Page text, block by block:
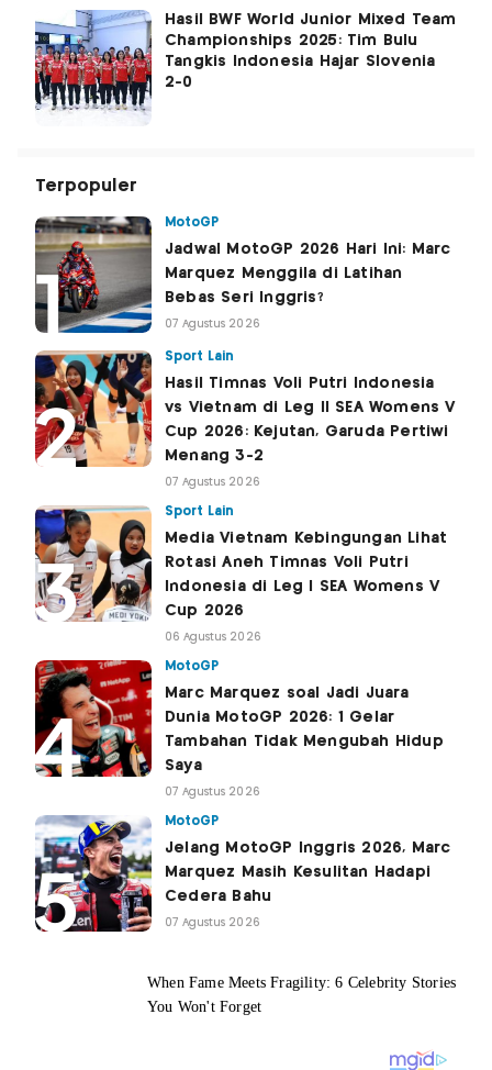
Hasil BWF World Junior Mixed Team
Championships 2025: Tim Bulu
Tangkis Indonesia Hajar Slovenia
2-0
Terpopuler
MotoGP
Jadwal MotoGP 2026 Hari Ini: Marc
Marquez Menggila di Latihan
Bebas Seri Inggris?
07 Agustus 2026
Sport Lain
Hasil Timnas Voli Putri Indonesia
vs Vietnam di Leg II SEA Womens V
Cup 2026: Kejutan, Garuda Pertiwi
Menang 3-2
07 Agustus 2026
Sport Lain
Media Vietnam Kebingungan Lihat
Rotasi Aneh Timnas Voli Putri
Indonesia di Leg I SEA Womens V
Cup 2026
06 Agustus 2026
MotoGP
Marc Marquez soal Jadi Juara
Dunia MotoGP 2026: 1 Gelar
Tambahan Tidak Mengubah Hidup
Saya
07 Agustus 2026
MotoGP
Jelang MotoGP Inggris 2026, Marc
Marquez Masih Kesulitan Hadapi
Cedera Bahu
07 Agustus 2026